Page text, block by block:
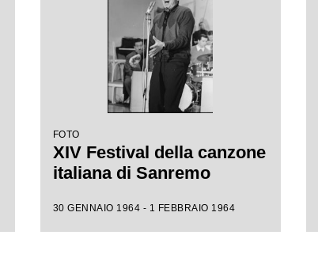
FOTO
XIV Festival della canzone
italiana di Sanremo
30 GENNAIO 1964 - 1 FEBBRAIO 1964